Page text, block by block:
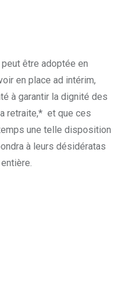
être adoptée en
en place ad intérim,
à garantir la dignité des
retraite,* et que ces
une telle disposition
à leurs désidératas